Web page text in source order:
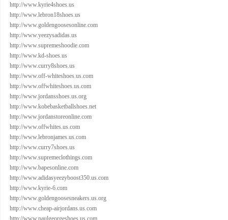
http://www.kyrie4shoes.us
http://www.lebron18shoes.us
http://www.goldengoosesonline.com
http://www.yeezysadidas.us
http://www.supremeshoodie.com
http://www.kd-shoes.us
http://www.curry8shoes.us
http://www.off-whiteshoes.us.com
http://www.offwhiteshoes.us.com
http://www.jordansshoes.us.org
http://www.kobebasketballshoes.net
http://www.jordanstoreonline.com
http://www.offwhites.us.com
http://www.lebronjames.us.com
http://www.curry7shoes.us
http://www.supremeclothings.com
http://www.bapesonline.com
http://www.adidasyeezyboost350.us.com
http://www.kyrie-6.com
http://www.goldengoosesneakers.us.org
http://www.cheap-airjordans.us.com
http://www.paulgeorgeshoes.us.com